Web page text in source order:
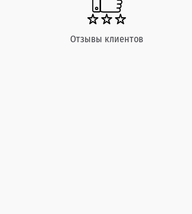
Отзывы клиентов